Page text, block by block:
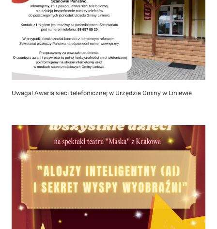
Uwaga! Awaria sieci telefonicznej w Urzędzie Gminy w Liniewie